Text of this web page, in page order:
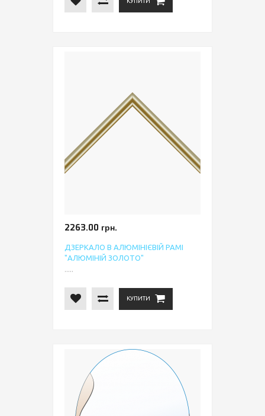
2263.00 грн.
ДЗЕРКАЛО В АЛЮМІНІЄВІЙ РАМІ
"АЛЮМІНІЙ ЗОЛОТО"
.....
КУПИТИ